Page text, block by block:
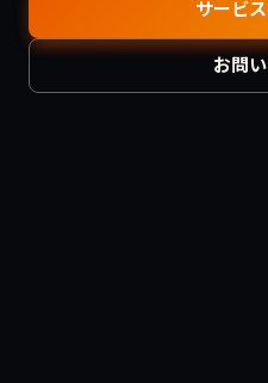
サービ
お問